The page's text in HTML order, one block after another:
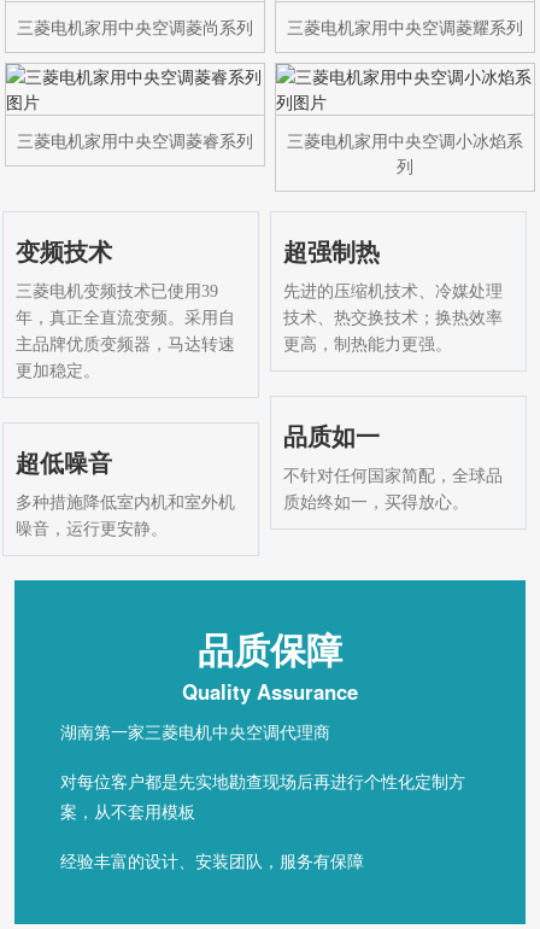
三菱电机家用中央空调菱尚系列 三菱电机家用中央空调菱耀系列
三菱电机家用中央空调菱睿系列
三菱电机家用中央空调小冰焰系
列
变频技术
三菱电机变频技术已使用39
年，真正全直流变频。采用自
主品牌优质变频器，马达转速
更加稳定。
超低噪音
多种措施降低室内机和室外机
噪音，运行更安静。
超强制热
先进的压缩机技术、冷媒处理
技术、热交换技术；换热效率
更高，制热能力更强。
品质如一
不针对任何国家简配，全球品
质始终如一，买得放心。
品质保障
Quality Assurance
湖南第一家三菱电机中央空调代理商
对每位客户都是先实地勘查现场后再进行个性化定制方
案，从不套用模板
经验丰富的设计、安装团队，服务有保障